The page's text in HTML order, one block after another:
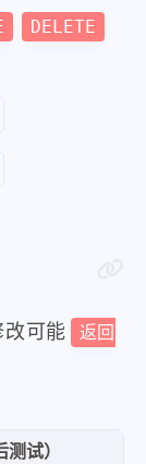
DELETE
改可能
返回
试）